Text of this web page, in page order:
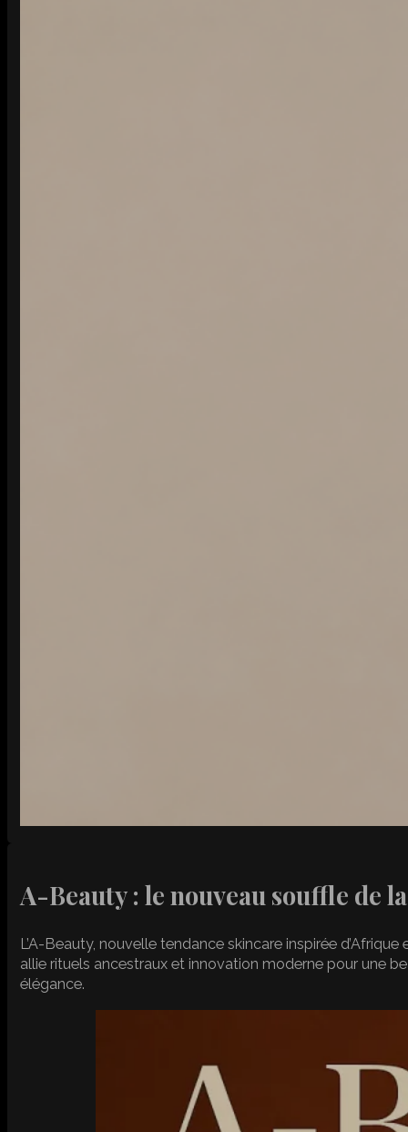
A-Beauty : le nouveau souffle de
L’A-Beauty, nouvelle tendance skincare inspirée
allie rituels ancestraux et innovation moderne pour une
élégance.